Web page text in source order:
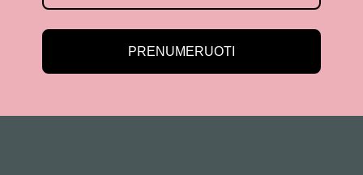
PRENUMERUOTI